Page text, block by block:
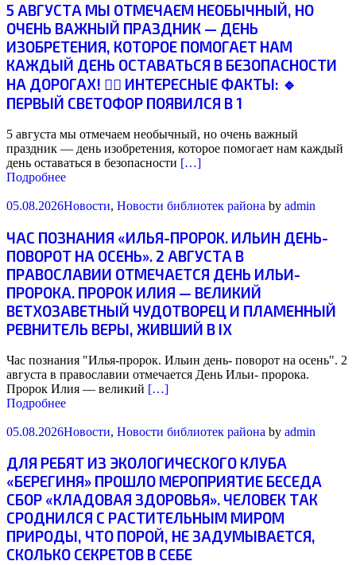
5 АВГУСТА МЫ ОТМЕЧАЕМ НЕОБЫЧНЫЙ, НО
ОЧЕНЬ ВАЖНЫЙ ПРАЗДНИК — ДЕНЬ
ИЗОБРЕТЕНИЯ, КОТОРОЕ ПОМОГАЕТ НАМ
КАЖДЫЙ ДЕНЬ ОСТАВАТЬСЯ В БЕЗОПАСНОСТИ
НА ДОРОГАХ! ☝🏻 ИНТЕРЕСНЫЕ ФАКТЫ: 🔹
ПЕРВЫЙ СВЕТОФОР ПОЯВИЛСЯ В 1
5 августа мы отмечаем необычный, но очень важный
праздник — день изобретения, которое помогает нам каждый
день оставаться в безопасности […]
Подробнее
05.08.2026Новости, Новости библиотек района by admin
ЧАС ПОЗНАНИЯ «ИЛЬЯ-ПРОРОК. ИЛЬИН ДЕНЬ-
ПОВОРОТ НА ОСЕНЬ». 2 АВГУСТА В
ПРАВОСЛАВИИ ОТМЕЧАЕТСЯ ДЕНЬ ИЛЬИ-
ПРОРОКА. ПРОРОК ИЛИЯ — ВЕЛИКИЙ
ВЕТХОЗАВЕТНЫЙ ЧУДОТВОРЕЦ И ПЛАМЕННЫЙ
РЕВНИТЕЛЬ ВЕРЫ, ЖИВШИЙ В IX
Час познания "Илья-пророк. Ильин день- поворот на осень". 2
августа в православии отмечается День Ильи- пророка.
Пророк Илия — великий […]
Подробнее
05.08.2026Новости, Новости библиотек района by admin
ДЛЯ РЕБЯТ ИЗ ЭКОЛОГИЧЕСКОГО КЛУБА
«БЕРЕГИНЯ» ПРОШЛО МЕРОПРИЯТИЕ БЕСЕДА
СБОР «КЛАДОВАЯ ЗДОРОВЬЯ». ЧЕЛОВЕК ТАК
СРОДНИЛСЯ С РАСТИТЕЛЬНЫМ МИРОМ
ПРИРОДЫ, ЧТО ПОРОЙ, НЕ ЗАДУМЫВАЕТСЯ,
СКОЛЬКО СЕКРЕТОВ В СЕБЕ